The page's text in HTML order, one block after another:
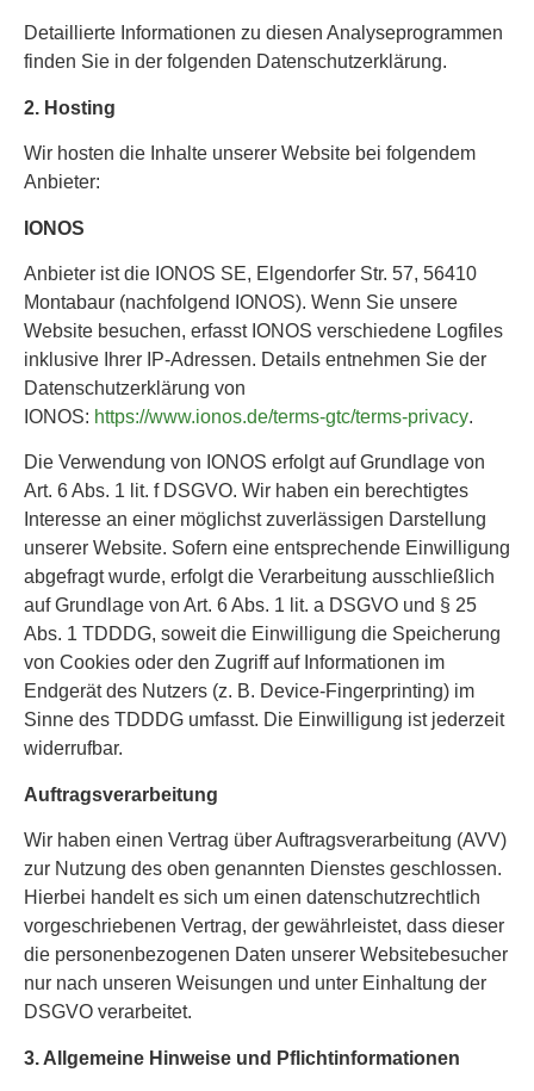
Detaillierte Informationen zu diesen Analyseprogrammen
finden Sie in der folgenden Datenschutzerklärung.
2. Hosting
Wir hosten die Inhalte unserer Website bei folgendem
Anbieter:
IONOS
Anbieter ist die IONOS SE, Elgendorfer Str. 57, 56410
Montabaur (nachfolgend IONOS). Wenn Sie unsere
Website besuchen, erfasst IONOS verschiedene Logfiles
inklusive Ihrer IP-Adressen. Details entnehmen Sie der
Datenschutzerklärung von
IONOS: https://www.ionos.de/terms-gtc/terms-privacy.
Die Verwendung von IONOS erfolgt auf Grundlage von
Art. 6 Abs. 1 lit. f DSGVO. Wir haben ein berechtigtes
Interesse an einer möglichst zuverlässigen Darstellung
unserer Website. Sofern eine entsprechende Einwilligung
abgefragt wurde, erfolgt die Verarbeitung ausschließlich
auf Grundlage von Art. 6 Abs. 1 lit. a DSGVO und § 25
Abs. 1 TDDDG, soweit die Einwilligung die Speicherung
von Cookies oder den Zugriff auf Informationen im
Endgerät des Nutzers (z. B. Device-Fingerprinting) im
Sinne des TDDDG umfasst. Die Einwilligung ist jederzeit
widerrufbar.
Auftragsverarbeitung
Wir haben einen Vertrag über Auftragsverarbeitung (AVV)
zur Nutzung des oben genannten Dienstes geschlossen.
Hierbei handelt es sich um einen datenschutzrechtlich
vorgeschriebenen Vertrag, der gewährleistet, dass dieser
die personenbezogenen Daten unserer Websitebesucher
nur nach unseren Weisungen und unter Einhaltung der
DSGVO verarbeitet.
3. Allgemeine Hinweise und Pflicht­informationen